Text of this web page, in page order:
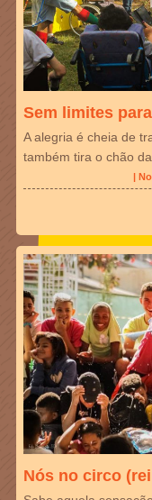
Sem limites
A alegria é cheia de
também tira o chão
|
Nós no circo